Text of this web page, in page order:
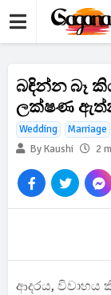
බඳින්න බෑ
ලක්ෂණ
Wedding Marriage
By Kaushi
2
ආදරය, විවාහය